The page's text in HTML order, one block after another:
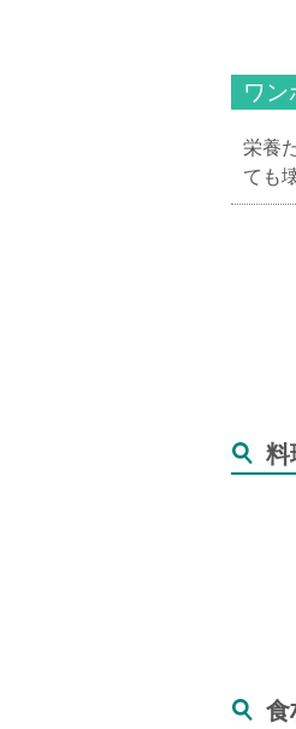
ワン
栄養
ても
料
食